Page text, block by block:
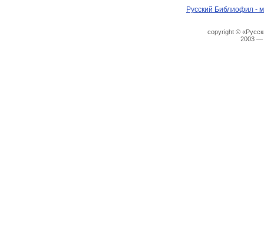
Русский Библиофил -
copyright ©
2003 —